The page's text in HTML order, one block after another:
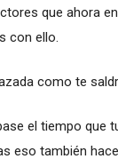
que ahora
con ello.
como te
el tiempo que
eso también